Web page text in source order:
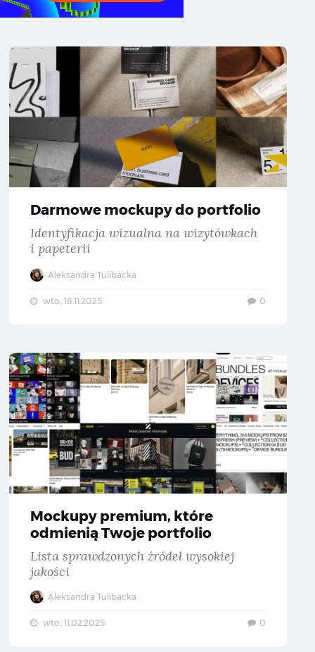
mockupy do portfolio — Identyfikacja wizualna dla kawiarni
Darmowe mockupy do portfolio
Identyfikacja wizualna na wizytówkach
i papeterii
Aleksandra Tulibacka
wto., 18.11.2025 0
fonty z polskimi znakami — Część #77
Mockupy premium, które
odmienią Twoje portfolio
Lista sprawdzonych źródeł wysokiej
jakości
Aleksandra Tulibacka
wto., 11.02.2025 0